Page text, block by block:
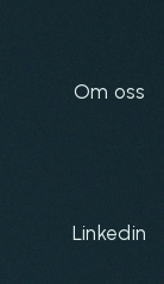
Om oss
Linkedin